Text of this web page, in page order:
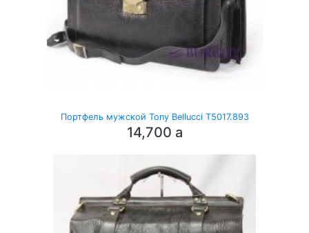
Портфель мужской Tony Bellucci T5017.893
14,700 a